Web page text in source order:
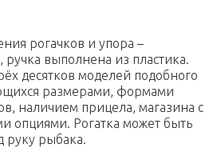
рогачков и упора –
выполнена из пластика.
десятков моделей подобного
размерами, формами
наличием прицела, магазина с
опциями. Рогатка может быть
руку рыбака.